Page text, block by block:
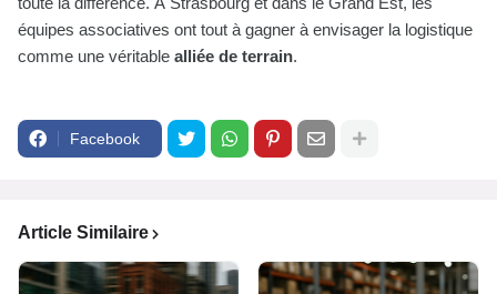
équipes associatives ont tout à gagner à envisager la logistique
comme une véritable alliée de terrain.
Facebook
Article Similaire